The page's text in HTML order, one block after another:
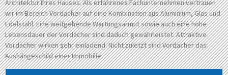
Architektur Ihres Hauses. Als erfahrenes Fachunternehmen vertrauen
wir im Bereich Vordächer auf eine Kombination aus Aluminium, Glas und
Edelstahl. Eine weitgehende Wartungsarmut sowie auch eine hohe
Lebensdauer der Vordächer sind daduch gewährleistet. Attraktive
Vordächer wirken sehr einladend. Nicht zuletzt sind Vordächer das
Aushängeschild einer Immobilie.